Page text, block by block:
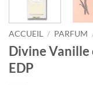
ACCUEIL / PARFUM
Divine Vanille
EDP